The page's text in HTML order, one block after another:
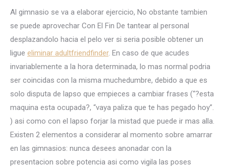
Al gimnasio se va a elaborar ejercicio, No obstante tambien
se puede aprovechar Con El Fin De tantear al personal
desplazandolo hacia el pelo ver si seri­a posible obtener un
ligue eliminar adultfriendfinder. En caso de que acudes
invariablemente a la hora determinada, lo mas normal podri­a
ser coincidas con la misma muchedumbre, debido a que es
solo disputa de lapso que empieces a cambiar frases (“?esta
maquina esta ocupada?, “vaya paliza que te has pegado hoy”.
) asi­ como con el lapso forjar la mistad que puede ir mas alla.
Existen 2 elementos a considerar al momento sobre amarrar
en las gimnasios: nunca desees anonadar con la
presentacion sobre potencia asi­ como vigila las poses